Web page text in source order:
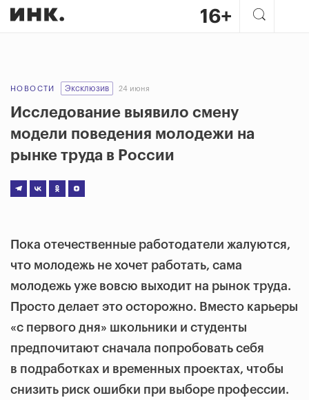
НОВОСТИ Эксклюзив 24 июня
Исследование выявило смену
модели поведения молодежи на
рынке труда в России
Пока отечественные работодатели жалуются,
что молодежь не хочет работать, сама
молодежь уже вовсю выходит на рынок труда.
Просто делает это осторожно. Вместо карьеры
«с первого дня» школьники и студенты
предпочитают сначала попробовать себя
в подработках и временных проектах, чтобы
снизить риск ошибки при выборе профессии.